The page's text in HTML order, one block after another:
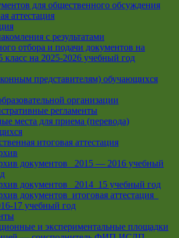
для общественного обсуждения
аттестация
с результатами
отбора и подачи документов на
класс на 2025-2026 учебный год
представителям) обучающихся
организации
регламенты
места для приема (перевода)
итоговая аттестация
документов _2015 — 2016 учебный
документов_ 2014_15 учебный год
документов_итоговая аттестация_
17 учебный год
и экспериментальные площадки